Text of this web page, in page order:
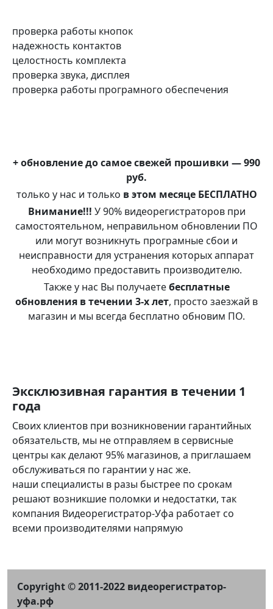
проверка работы кнопок
надежность контактов
целостность комплекта
проверка звука, дисплея
проверка работы програмного обеспечения
+ обновление до самое свежей прошивки — 990
руб.
только у нас и только в этом месяце БЕСПЛАТНО
Внимание!!! У 90% видеорегистраторов при
самостоятельном, неправильном обновлении ПО
или могут возникнуть програмные сбои и
неисправности для устранения которых аппарат
необходимо предоставить производителю.
Также у нас Вы получаетебесплатные
обновления в течении 3-х лет, просто заезжай в
магазин и мы всегда бесплатно обновим ПО.
Эксклюзивная гарантия в течении 1
года
Своих клиентов при возникновении гарантийных
обязательств, мы не отправляем в сервисные
центры как делают 95% магазинов, а приглашаем
обслуживаться по гарантии у нас же.
наши специалисты в разы быстрее по срокам
решают возникшие поломки и недостатки, так
компания Видеорегистратор-Уфа работает со
всеми производителями напрямую
Copyright © 2011-2022 видеорегистратор-
уфа.рф